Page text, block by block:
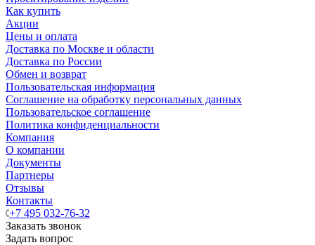
Как купить
Акции
Цены и оплата
Доставка по Москве и области
Доставка по России
Обмен и возврат
Пользовательская информация
Соглашение на обработку персональных данных
Пользовательское соглашение
Политика конфиденциальности
Компания
О компании
Документы
Партнеры
Отзывы
Контакты
+7 495 032-76-32
Заказать звонок
Задать вопрос